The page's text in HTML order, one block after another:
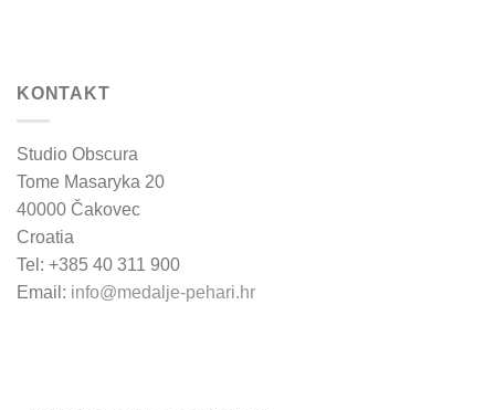
KONTAKT
Studio Obscura
Tome Masaryka 20
40000 Čakovec
Croatia
Tel: +385 40 311 900
Email: info@medalje-pehari.hr